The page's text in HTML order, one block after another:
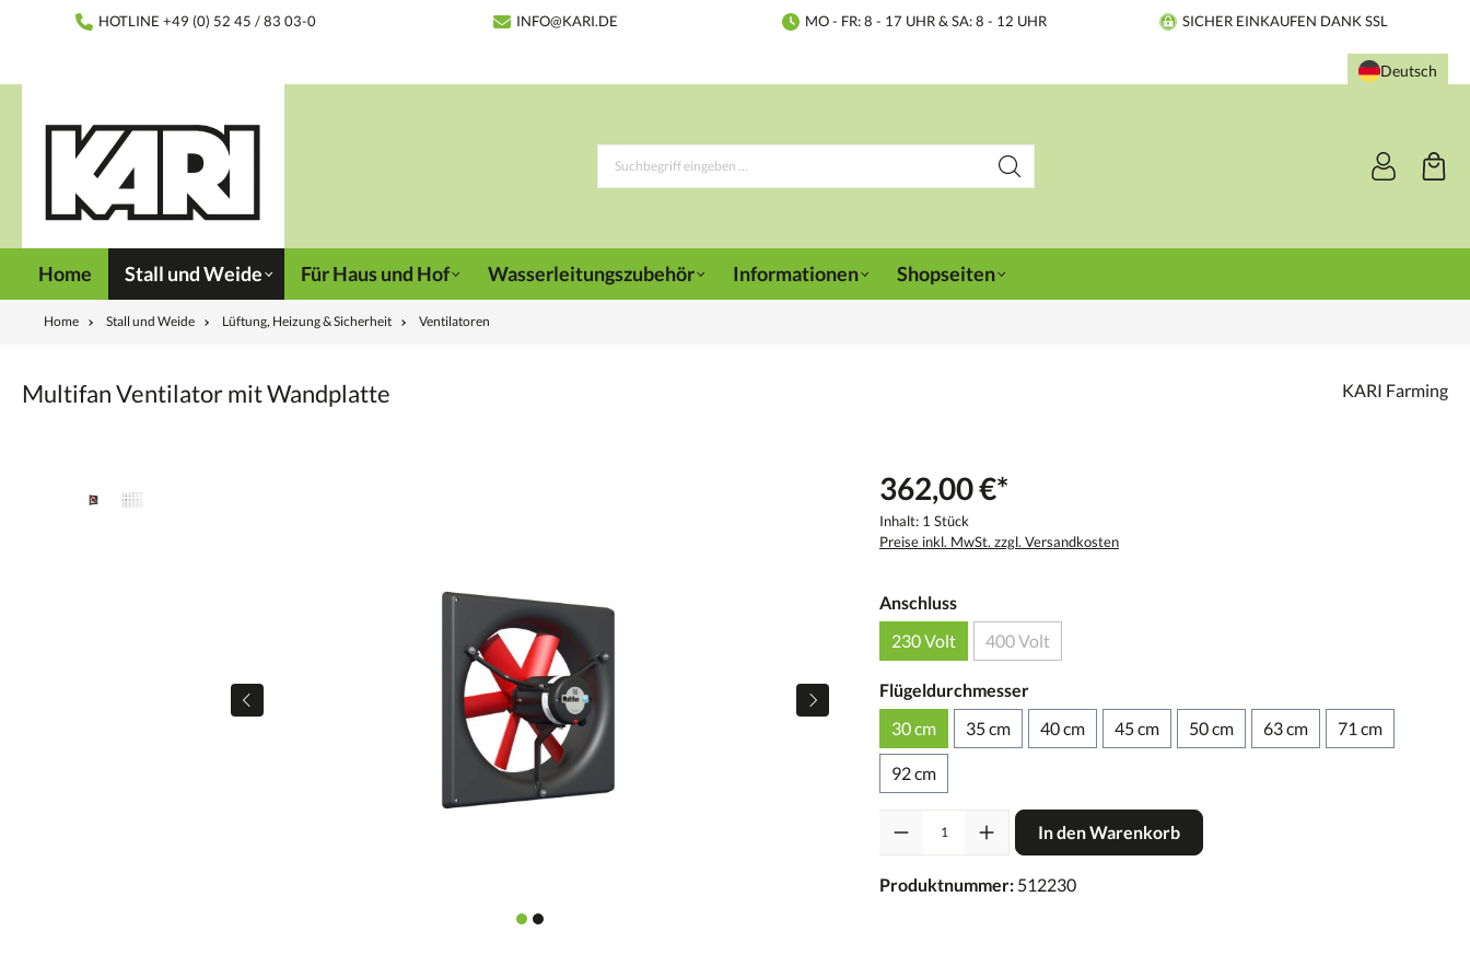
springenHOTLINE +49 (0) 52 45 / 83 03-0 INFO@KARI.DE MO - FR: 8 - 17 UHR & SA: 8 - 12 UHR SICHER EINKAUFEN DANK SSL
Deutsch
Home Stall und Weide Für Haus und Hof Wasserleitungszubehör Informationen Shopseiten
Home Stall und Weide Lüftung, Heizung & Sicherheit Ventilatoren
Multifan Ventilator mit Wandplatte KARI Farming
362,00 €*
Inhalt: 1 Stück
Preise inkl. MwSt. zzgl. Versandkosten
Anschluss
230 Volt
400 Volt
Flügeldurchmesser
30 cm
35 cm 40 cm 45 cm 50 cm 63 cm 71 cm
92 cm
In den Warenkorb
Produktnummer: 512230